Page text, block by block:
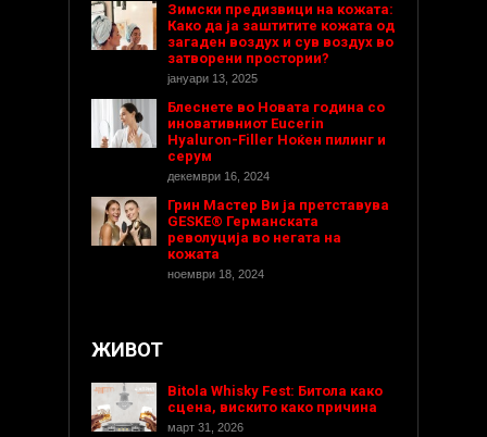
Зимски предизвици на кожата:
Како да ја заштитите кожата од
загаден воздух и сув воздух во
затворени простории?
јануари 13, 2025
Блеснете во Новата година со
иновативниот Eucerin
Hyaluron-Filler Ноќен пилинг и
серум
декември 16, 2024
Грин Мастер Ви ја претставува
GESKE® Германската
револуција во негата на
кожата
ноември 18, 2024
ЖИВОТ
Bitola Whisky Fest: Битола како
сцена, вискито како причина
март 31, 2026